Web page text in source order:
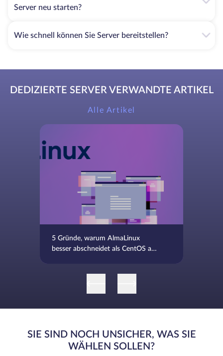
Server neu starten?
Wie schnell können Sie Server bereitstellen?
DEDIZIERTE SERVER VERWANDTE ARTIKEL
Alle Artikel
5 Gründe, warum AlmaLinux
besser abschneidet als CentOS als
SIE SIND NOCH UNSICHER, WAS SIE
WÄHLEN SOLLEN?